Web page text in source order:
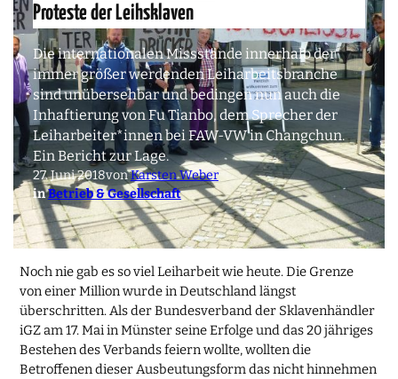
Proteste der Leihsklaven
Die internationalen Missstände innerhalb der
immer größer werdenden Leiharbeitsbranche
sind unübersehbar und bedingen nun auch die
Inhaftierung von Fu Tianbo, dem Sprecher der
Leiharbeiter*innen bei FAW-VW in Changchun.
Ein Bericht zur Lage.
27. Juni 2018vonKarsten Weber
inBetrieb & Gesellschaft
Noch nie gab es so viel Leiharbeit wie heute. Die Grenze
von einer Million wurde in Deutschland längst
überschritten. Als der Bundesverband der Sklavenhändler
iGZ am 17. Mai in Münster seine Erfolge und das 20 jähriges
Bestehen des Verbands feiern wollte, wollten die
Betroffenen dieser Ausbeutungsform das nicht hinnehmen